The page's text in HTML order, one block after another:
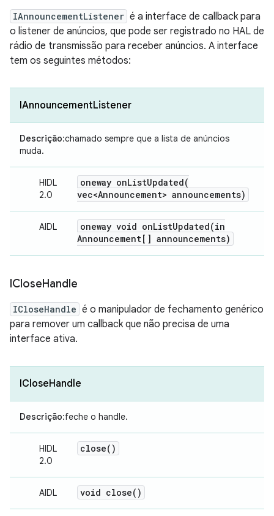
IAnnouncementListener é a interface de callback para
o listener de anúncios, que pode ser registrado no HAL de
rádio de transmissão para receber anúncios. A interface
tem os seguintes métodos:
IAnnouncementListener
Descrição:chamado sempre que a lista de anúncios
muda.
HIDL
2.0
oneway onListUpdated(
vec<Announcement> announcements)
AIDL oneway void onListUpdated(in
Announcement[] announcements)
ICloseHandle
ICloseHandle é o manipulador de fechamento genérico
para remover um callback que não precisa de uma
interface ativa.
ICloseHandle
Descrição:feche o handle.
HIDL
2.0
close( )
AIDL void close( )